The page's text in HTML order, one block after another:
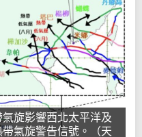
旋影響西北太平洋及
氣旋警告信號。（天